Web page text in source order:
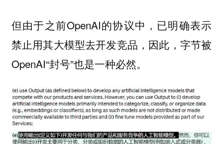
但由于之前OpenAI的协议中，已明确表示
禁止用其大模型去开发竞品，因此，字节被
OpenAI“封号”也是一种必然。